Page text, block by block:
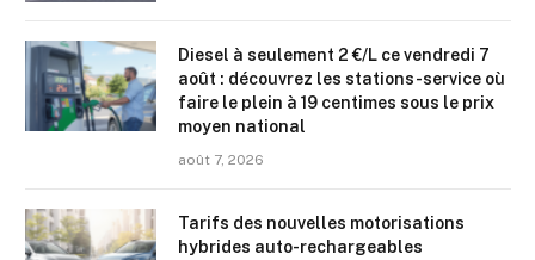
Diesel à seulement 2 €/L ce vendredi 7
août : découvrez les stations-service où
faire le plein à 19 centimes sous le prix
moyen national
août 7, 2026
Tarifs des nouvelles motorisations
hybrides auto-rechargeables